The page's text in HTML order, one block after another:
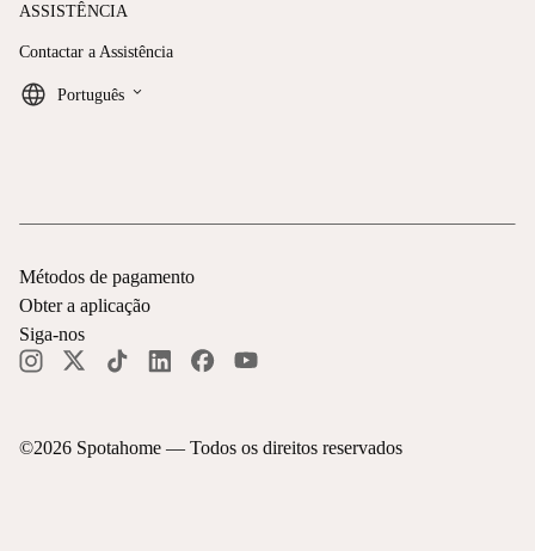
ASSISTÊNCIA
Contactar a Assistência
Português keyboard_arrow_down
©2026 Spotahome — Todos os direitos reservados
Métodos de pagamento
Obter a aplicação
Siga-nos